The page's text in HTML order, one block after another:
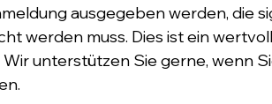
ausgegeben werden, die
werden muss. Dies ist ein
unterstützen Sie gerne, wenn